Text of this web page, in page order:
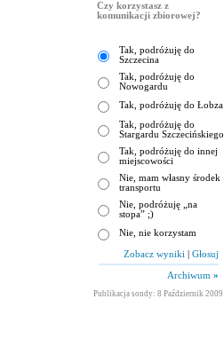
Czy korzystasz z
komunikacji zbiorowej?
Tak, podróżuję do
Szczecina
Tak, podróżuję do
Nowogardu
Tak, podróżuję do Łobza
Tak, podróżuję do
Stargardu Szczecińskiego
Tak, podróżuję do innej
miejscowości
Nie, mam własny środek
transportu
Nie, podróżuję „na
stopa” ;)
Nie, nie korzystam
Zobacz wyniki Głosuj
Archiwum »
Publikacja sondy: 8 Październik 2009